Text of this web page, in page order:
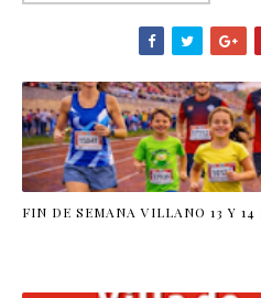
FIN DE SEMANA VILLANO 13 Y 14